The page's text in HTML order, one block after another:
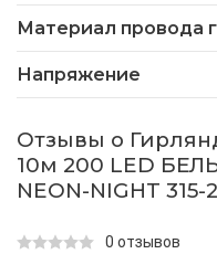
Материал провода
Напряжение
Отзывы о
10м 200 LED
NEON-NIGHT 315-
0 отзывов